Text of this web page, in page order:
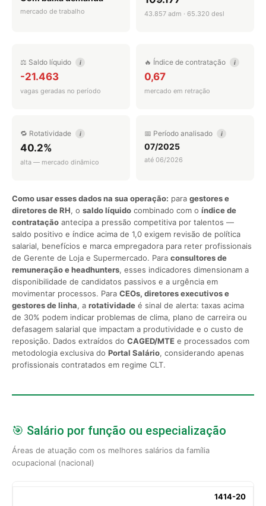
mercado de trabalho 43.857 adm · 65.320 desl
⚖️ Saldo líquido i
-21.463
vagas geradas no período
🔥 Índice de contratação i
0,67
mercado em retração
🔁 Rotatividade i
40.2%
alta — mercado dinâmico
📅 Período analisado i
07/2025
até 06/2026
Como usar esses dados na sua operação: para gestores e
diretores de RH, o saldo líquido combinado com o índice de
contratação antecipa a pressão competitiva por talentos —
saldo positivo e índice acima de 1,0 exigem revisão de política
salarial, benefícios e marca empregadora para reter profissionais
de Gerente de Loja e Supermercado. Para consultores de
remuneração e headhunters, esses indicadores dimensionam a
disponibilidade de candidatos passivos e a urgência em
movimentar processos. Para CEOs, diretores executivos e
gestores de linha, a rotatividade é sinal de alerta: taxas acima
de 30% podem indicar problemas de clima, plano de carreira ou
defasagem salarial que impactam a produtividade e o custo de
reposição. Dados extraídos do CAGED/MTE e processados com
metodologia exclusiva do Portal Salário, considerando apenas
profissionais contratados em regime CLT.
🎯 Salário por função ou especialização
Áreas de atuação com os melhores salários da família
ocupacional (nacional)
1414-20